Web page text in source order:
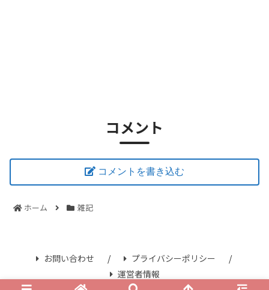
コメント
コメントを書き込む
ホーム 雑記
お問い合わせ
プライバシーポリシー
運営者情報